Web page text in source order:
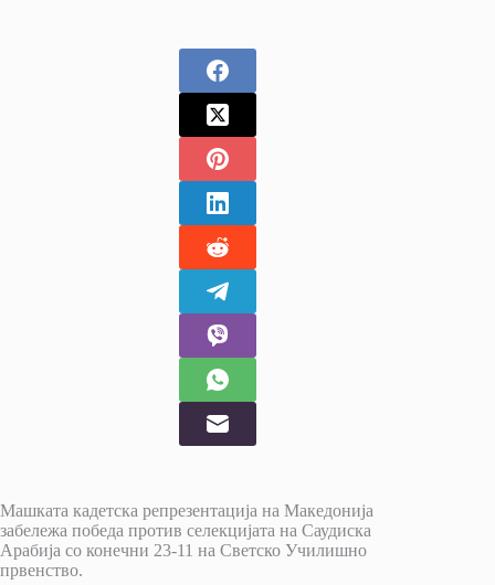
Машката кадетска репрезентација на Македонија
забележа победа против селекцијата на Саудиска
Арабија со конечни 23-11 на Светско Училишно
првенство.